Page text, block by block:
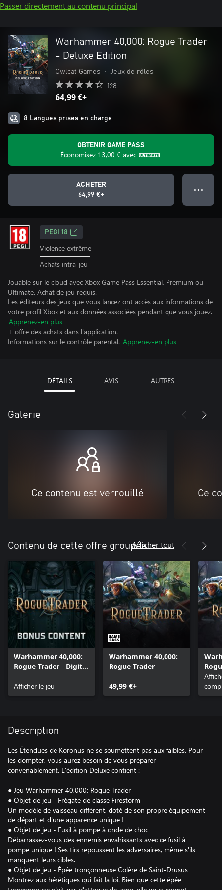
Passer directement au contenu principal
Warhammer 40,000: Rogue Trader
- Deluxe Edition
Owlcat Games • Jeux de rôles
128
64,99 €+
8 Langues prises en charge
OBTENIR GAME PASS
Économisez 13,00 € avec
ACHETER
64,99 €+
● ● ●
PEGI 18
Violence extrême
Achats intra-jeu
Jouable sur le cloud avec Xbox Game Pass Essential, Premium ou
Ultimate. Achat de jeu requis.
Les éditeurs des jeux que vous lancez ont accès aux informations de
votre profil Xbox et aux données associées pendant que vous jouez.
Apprenez-en plus
+ offre des achats dans l'application.
Informations sur le contrôle parental. Apprenez-en plus
DÉTAILS AVIS AUTRES
Galerie
Ce contenu est verrouillé Ce
Contenu de cette offre groupéeAfficher tout
Warhammer 40,000:
Rogue Trader - Digital
Afficher le jeu
Warhammer 40,000:
Rogue Trader
49,99 €+
Pack
Description
Les Étendues de Koronus ne se soumettent pas aux faibles. Pour
les dompter, vous aurez besoin de vous préparer
convenablement. L'édition Deluxe contient :
● Jeu Warhammer 40,000: Rogue Trader
● Objet de jeu - Frégate de classe Firestorm
Un modèle de vaisseau différent, doté de son propre équipement
de départ et d'une apparence unique !
● Objet de jeu - Fusil à pompe à onde de choc
Débarrassez-vous des ennemis envahissants avec ce fusil à
pompe unique ! Ses tirs repoussent les adversaires, même s'ils
manquent leurs cibles.
● Objet de jeu - Épée tronçonneuse Colère de Saint-Drusus
Montrez aux hérétiques qui fait la loi. Bien que cette épée